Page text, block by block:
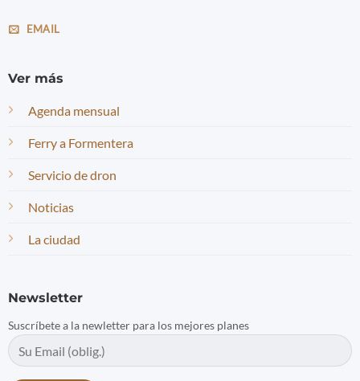
EMAIL
Ver más
Agenda mensual
Ferry a Formentera
Servicio de dron
Noticias
La ciudad
Newsletter
Suscríbete a la newletter para los mejores planes